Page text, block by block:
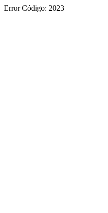
Error Código: 2023